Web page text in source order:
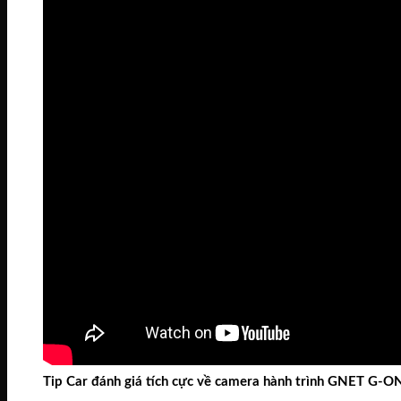
Tip Car đánh giá tích cực về camera hành trình GNET G-